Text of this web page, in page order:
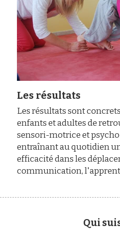
Les résultats
Les résultats sont
enfants et adultes de
sensori-motrice et
entraînant au quotidien
efficacité dans les
communication,
Qui